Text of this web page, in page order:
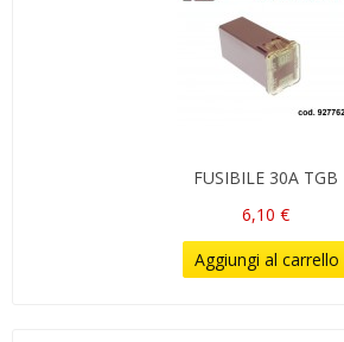
FUSIBILE 30A TGB
6,10 €
Aggiungi al carrello